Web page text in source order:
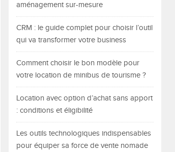
aménagement sur-mesure
CRM : le guide complet pour choisir l’outil
qui va transformer votre business
Comment choisir le bon modèle pour
votre location de minibus de tourisme ?
Location avec option d’achat sans apport
: conditions et éligibilité
Les outils technologiques indispensables
pour équiper sa force de vente nomade